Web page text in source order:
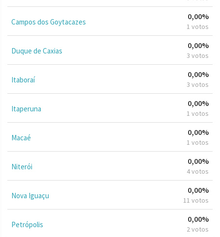
Campos dos Goytacazes
0,00%
1 votos
Duque de Caxias
0,00%
3 votos
Itaboraí
0,00%
3 votos
Itaperuna
0,00%
1 votos
Macaé
0,00%
1 votos
Niterói
0,00%
4 votos
Nova Iguaçu
0,00%
11 votos
Petrópolis
0,00%
2 votos